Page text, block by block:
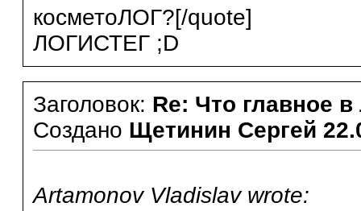
косметоЛОГ?[/quote]
ЛОГИСТЕГ ;D
Заголовок: Re: Что главное в
Создано Щетинин Сергей
Artamonov Vladislav wrote: